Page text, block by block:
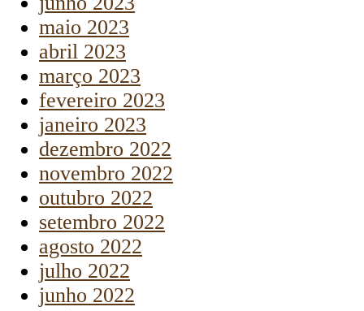
maio 2023
abril 2023
março 2023
fevereiro 2023
janeiro 2023
dezembro 2022
novembro 2022
outubro 2022
setembro 2022
agosto 2022
julho 2022
junho 2022